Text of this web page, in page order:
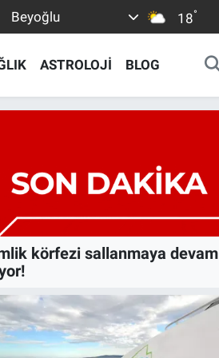
Beyoğlu 18°
ASTROLOJİ BLOG
körfezi sallanmaya devam